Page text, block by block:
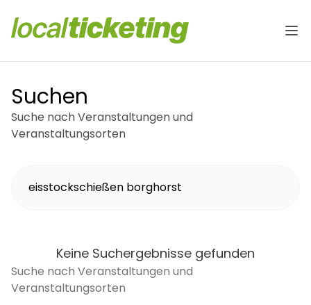
Suchen
Suche nach Veranstaltungen und
Veranstaltungsorten
Keine Suchergebnisse gefunden
Suche nach Veranstaltungen und
Veranstaltungsorten